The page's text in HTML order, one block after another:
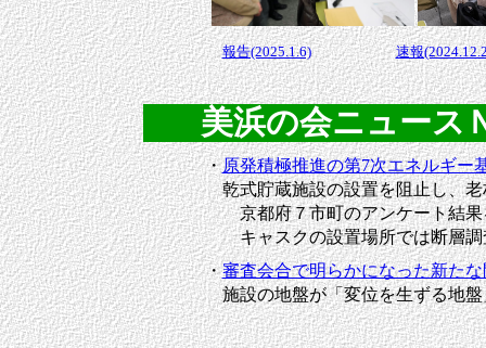
報告(2025.1.6) 速報
美浜の会ニュース
・原発積極推進の第7次エネルギー
乾式貯蔵施設の設置を阻止し、老
京都府７市町のアンケート結果
キャスクの設置場所では断層調
・審査会合で明らかになった新た
施設の地盤が「変位を生ずる地盤